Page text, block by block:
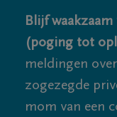
Blijf
(poging tot
meldingen
zogezegde
mom van een